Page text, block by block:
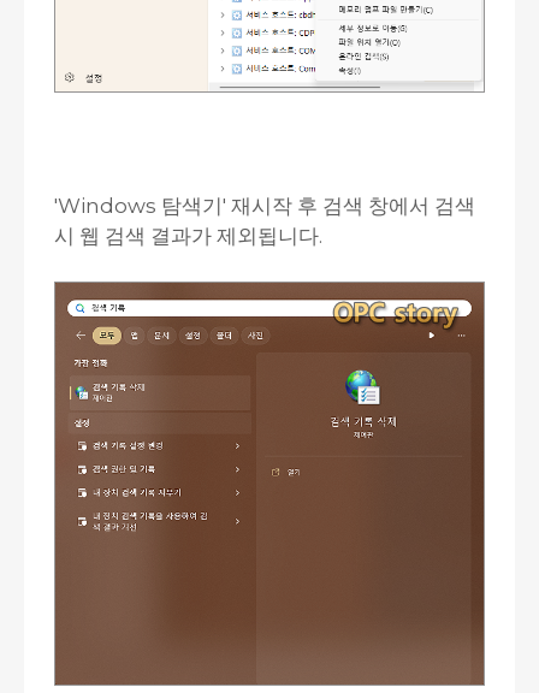
'Windows 탐색기' 재시작 후 검색 창에서 검색
시 웹 검색 결과가 제외됩니다.